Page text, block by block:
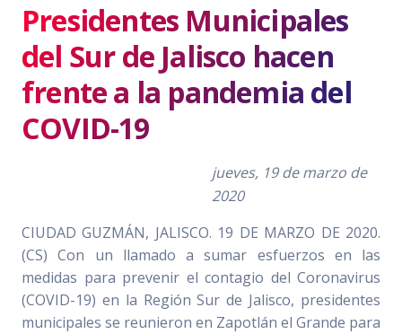
Presidentes Municipales
del Sur de Jalisco hacen
frente a la pandemia del
COVID-19
jueves, 19 de marzo de
2020
CIUDAD GUZMÁN, JALISCO. 19 DE MARZO DE 2020.
(CS) Con un llamado a sumar esfuerzos en las
medidas para prevenir el contagio del Coronavirus
(COVID-19) en la Región Sur de Jalisco, presidentes
municipales se reunieron en Zapotlán el Grande para